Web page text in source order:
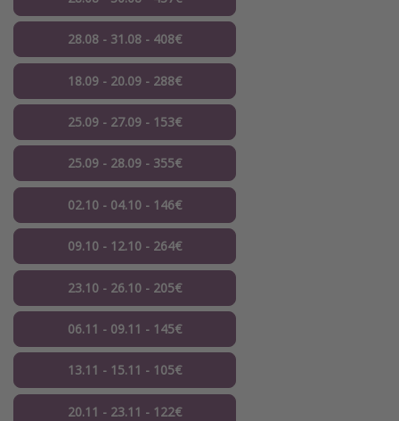
28.08 - 31.08 - 408€
18.09 - 20.09 - 288€
25.09 - 27.09 - 153€
25.09 - 28.09 - 355€
02.10 - 04.10 - 146€
09.10 - 12.10 - 264€
23.10 - 26.10 - 205€
06.11 - 09.11 - 145€
13.11 - 15.11 - 105€
20.11 - 23.11 - 122€